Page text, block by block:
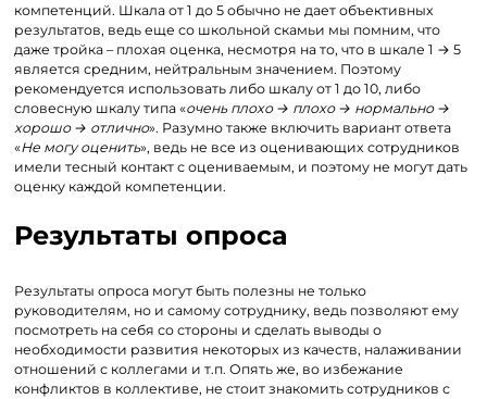
компетенций. Шкала от 1 до 5 обычно не дает объективных
результатов, ведь еще со школьной скамьи мы помним, что
даже тройка – плохая оценка, несмотря на то, что в шкале 1 → 5
является средним, нейтральным значением. Поэтому
рекомендуется использовать либо шкалу от 1 до 10, либо
словесную шкалу типа «очень плохо → плохо → нормально →
хорошо → отлично». Разумно также включить вариант ответа
«Не могу оценить», ведь не все из оценивающих сотрудников
имели тесный контакт с оцениваемым, и поэтому не могут дать
оценку каждой компетенции.
Результаты опроса
Результаты опроса могут быть полезны не только
руководителям, но и самому сотруднику, ведь позволяют ему
посмотреть на себя со стороны и сделать выводы о
необходимости развития некоторых из качеств, налаживании
отношений с коллегами и т.п. Опять же, во избежание
конфликтов в коллективе, не стоит знакомить сотрудников с